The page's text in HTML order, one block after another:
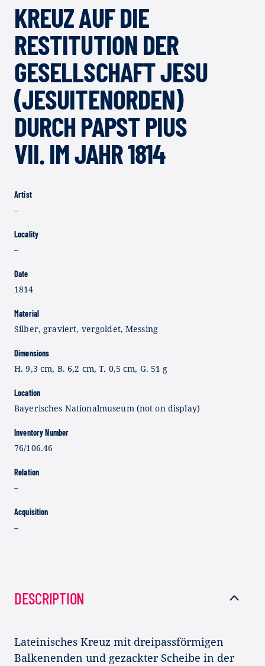
KREUZ AUF DIE
RESTITUTION DER
GESELLSCHAFT JESU
(JESUITENORDEN)
DURCH PAPST PIUS
VII. IM JAHR 1814
Artist
–
Locality
–
Date
1814
Material
Silber, graviert, vergoldet, Messing
Dimensions
H. 9,3 cm, B. 6,2 cm, T. 0,5 cm, G. 51 g
Location
Bayerisches Nationalmuseum (not on display)
Inventory Number
76/106.46
Relation
–
Acquisition
–
DESCRIPTION
Lateinisches Kreuz mit dreipassförmigen
Balkenenden und gezackter Scheibe in der